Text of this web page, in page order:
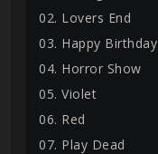
02. Lovers End
03. Happy Birthday
04. Horror Show
05. Violet
06. Red
07. Play Dead